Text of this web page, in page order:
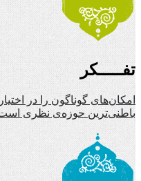
تفـــــکر
امکان‌های گوناگون را در
باطنی‌ترین حوزه‌ی نظری